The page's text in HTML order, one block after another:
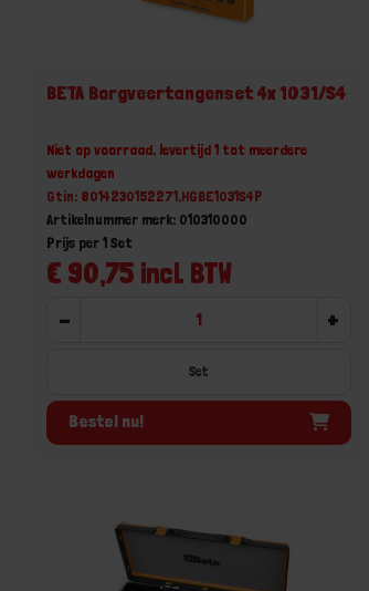
BETA Borgveertangenset 4x 1031/S4
Niet op voorraad, levertijd 1 tot meerdere
werkdagen
Gtin: 8014230152271,HGBE1031S4P
Artikelnummer merk: 010310000
€ 90,75 incl. BTW
Prijs per 1 Set
- +
Set
Bestel nu!